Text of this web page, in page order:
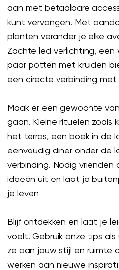
aan met betaalbare
kunt vervangen. Met
planten verander je elke
Zachte led verlichting, een
paar potten met kruiden
een directe verbinding
Maak er een gewoonte
gaan. Kleine rituelen zoals
het terras, een boek in de
eenvoudig diner onder de
verbinding. Nodig vrienden
ideeën uit en laat je
je leven
Blijf ontdekken en laat je
voelt. Gebruik onze tips
ze aan jouw stijl en ruimte
werken aan nieuwe